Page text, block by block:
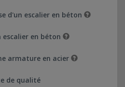
: 17,5 cm
: 17,8 cm
: 18 cm
d'un escalier en béton
escalier en béton
armature en acier
de qualité